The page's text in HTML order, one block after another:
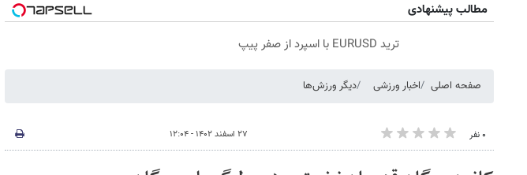
مطالب پیشنهادی
ترید EURUSD با اسپرد از صفر پیپ
صفحه اصلی اخبار ورزشی دیگر ورزش‌ها
۰ نفر ۲۷ اسفند ۱۴۰۲ - ۱۲:۰۴